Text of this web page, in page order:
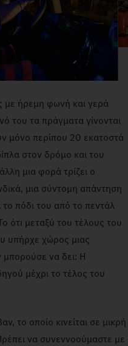
με ήρεμη φωνή και γερά
του τα πράγματα γίνονται
μόνο περίπου 20 εκατοστά
στον δρόμο και του
μια φορά τρίζει ο
μια σύντομη απάντηση
πόδι του από το πεντάλ
ότι μεταξύ του τέλους του
υπήρχε χώρος μιας
μπορούσε να δει: Η
μέχρι το τέλος του
το οποίο κινείται σε μικρή
να συνεννοούμαστε με